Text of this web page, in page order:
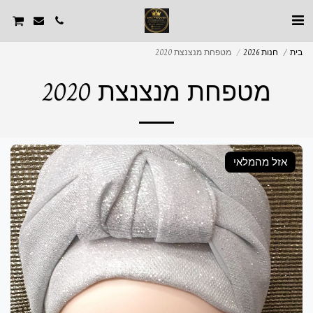
בית חנות 2026 מטפחת מנצנצת 2020
מטפחת מנצנצת 2020
אזל מהמלאי